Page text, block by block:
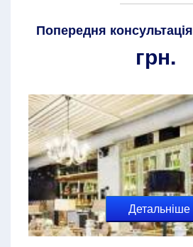
Попередня консультація
грн.
Детальніше